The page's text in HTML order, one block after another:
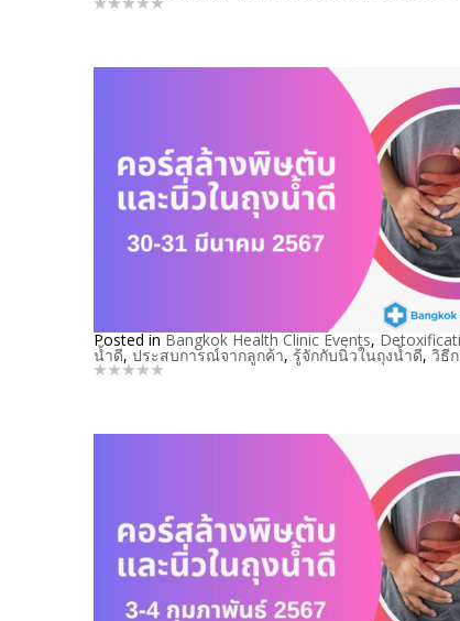
Posted inBangkok Health Clinic Events,
น้ำดี, ประสบการณ์จากลูกค้า, รู้จักกับนิ่วในถุงน้ำดี, วิธี